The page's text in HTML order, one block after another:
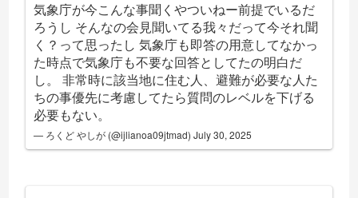
気象庁が今こんな事聞くやついねー前提でいるだ
ろうし そんなの会見聞いてる我々だって今それ聞
く？って思ったし 気象庁も即答の用意してなかっ
た時点で気象庁も不要な回答としてたの明白だ
し。 非常時に該当地に住む人、避難が必要な人た
ちの事優先に考慮してたら質問のレベルを下げる
必要もない。
— ろくど やしが (@ijlianoa09jtmad)July 30, 2025